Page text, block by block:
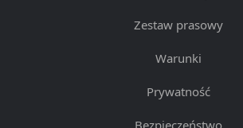
Zestaw prasowy
Warunki
Prywatność
Bezpieczeństwo